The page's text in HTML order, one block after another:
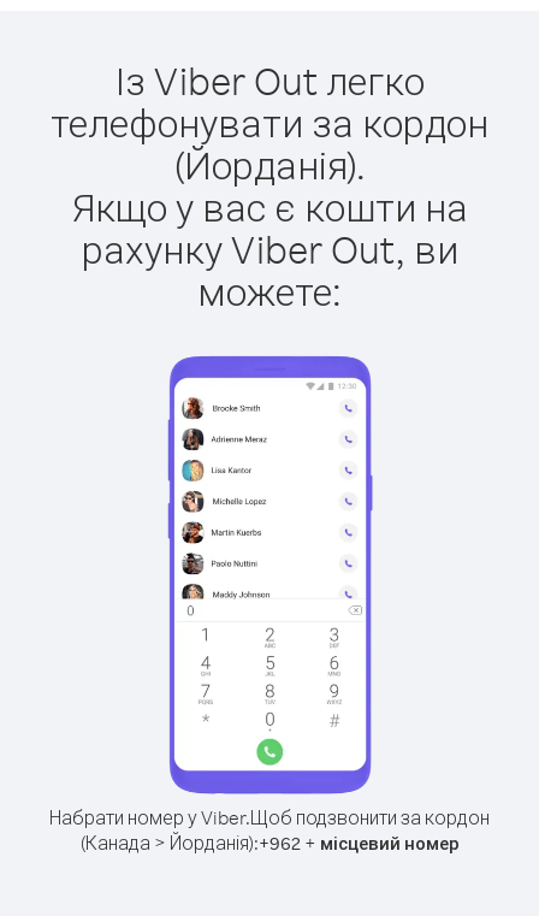
Із Viber Out легко
телефонувати за кордон
(Йорданія).
Якщо у вас є кошти на
рахунку Viber Out, ви
можете:
Набрати номер у Viber.Щоб подзвонити за кордон
(Канада > Йорданія):+962+ місцевий номер